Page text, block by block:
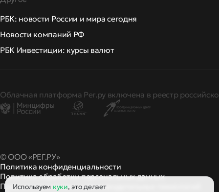
РБК: новости России и мира сегодня
Новости компаний РФ
РБК Инвестиции: курсы валют
Облачная платформа Рег.ру включена в реестр
© ООО «РЕГ.РУ»
Политика конфиденциальности
Политика обработки персональных данных
Правила применения рекомендательных технологий
Используем куки, это делает